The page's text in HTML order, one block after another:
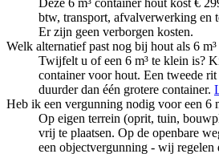
btw, transport, afvalverwerking en
Er zijn geen verborgen kosten.
Welk alternatief past nog bij hout als 6
Twijfelt u of een 6 m³ te klein is?
container voor hout. Een tweede
duurder dan één grotere container.
Heb ik een vergunning nodig voor een 6
Op eigen terrein (oprit, tuin,
vrij te plaatsen. Op de openbare
een objectvergunning - wij regelen